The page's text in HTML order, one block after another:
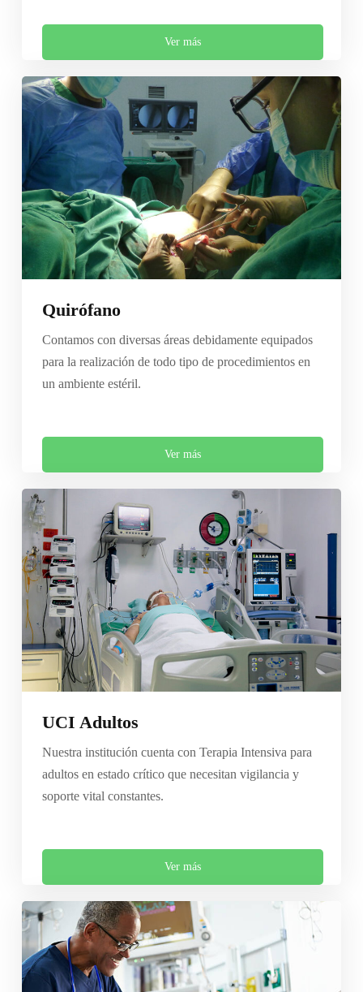
Ver más
Quirófano
Contamos con diversas áreas debidamente equipados
para la realización de todo tipo de procedimientos en
un ambiente estéril.
Ver más
UCI Adultos
Nuestra institución cuenta con Terapia Intensiva para
adultos en estado crítico que necesitan vigilancia y
soporte vital constantes.
Ver más